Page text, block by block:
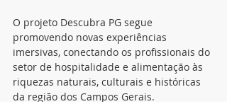
O projeto Descubra PG segue
promovendo novas experiências
imersivas, conectando os profissionais do
setor de hospitalidade e alimentação às
riquezas naturais, culturais e históricas
da região dos Campos Gerais.